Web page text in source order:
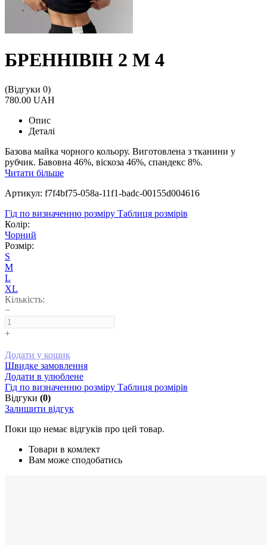
БРЕННІВІН 2 М 4
(Відгуки 0)
780.00 UAH
Опис
Деталі
Базова майка чорного кольору. Виготовлена з тканини у
рубчик. Бавовна 46%, віскоза 46%, спандекс 8%.
Читати більше
Артикул: f7f4bf75-058a-11f1-badc-00155d004616
Гід по визначенню розміру Таблиця розмірів
Колір:
Чорний
Розмір:
S
M
L
XL
Кількість:
−
+
Додати у кошик
Швидке замовлення
Додати в улюблене
Гід по визначенню розміру Таблиця розмірів
Відгуки (0)
Залишити відгук
Поки що немає відгуків про цей товар.
Товари в комлект
Вам може сподобатись